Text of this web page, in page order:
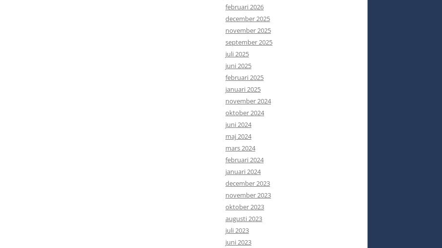
februari 2026
december 2025
november 2025
september 2025
juli 2025
juni 2025
februari 2025
januari 2025
november 2024
oktober 2024
juni 2024
maj 2024
mars 2024
februari 2024
januari 2024
december 2023
november 2023
oktober 2023
augusti 2023
juli 2023
juni 2023